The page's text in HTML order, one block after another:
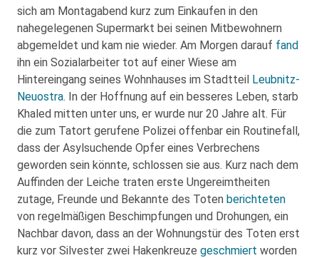
sich am Montagabend kurz zum Einkaufen in den
nahegelegenen Supermarkt bei seinen Mitbewohnern
abgemeldet und kam nie wieder. Am Morgen darauf fand
ihn ein Sozialarbeiter tot auf einer Wiese am
Hintereingang seines Wohnhauses im Stadtteil Leubnitz-
Neuostra. In der Hoffnung auf ein besseres Leben, starb
Khaled mitten unter uns, er wurde nur 20 Jahre alt. Für
die zum Tatort gerufene Polizei offenbar ein Routinefall,
dass der Asylsuchende Opfer eines Verbrechens
geworden sein könnte, schlossen sie aus. Kurz nach dem
Auffinden der Leiche traten erste Ungereimtheiten
zutage, Freunde und Bekannte des Toten berichteten
von regelmäßigen Beschimpfungen und Drohungen, ein
Nachbar davon, dass an der Wohnungstür des Toten erst
kurz vor Silvester zwei Hakenkreuze geschmiert worden